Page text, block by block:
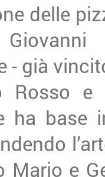
delle
- già
Rosso
ha base
Mario e